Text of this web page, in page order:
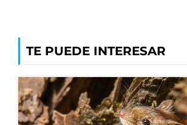
TE PUEDE INTERESAR